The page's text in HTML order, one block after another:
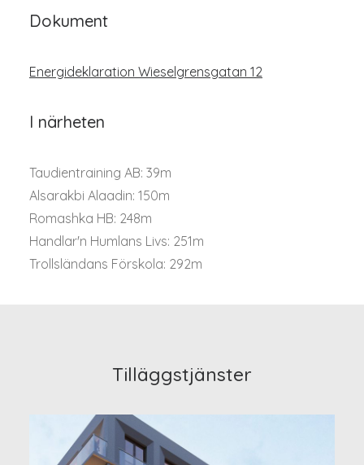
Dokument
Energideklaration Wieselgrensgatan 12
I närheten
Taudientraining AB: 39m
Alsarakbi Alaadin: 150m
Romashka HB: 248m
Handlar'n Humlans Livs: 251m
Trollsländans Förskola: 292m
Tilläggstjänster